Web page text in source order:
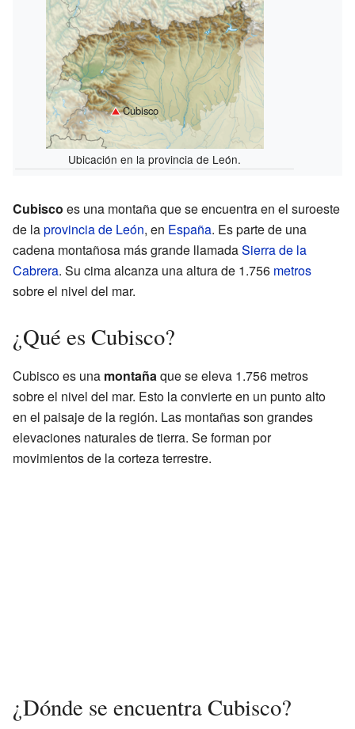
Cubisco
Ubicación en la provincia de León.
Cubisco es una montaña que se encuentra en el suroeste
de laprovincia de León, en España. Es parte de una
cadena montañosa más grande llamadaSierra de la
Cabrera. Su cima alcanza una altura de 1.756 metros
sobre el nivel del mar.
¿Qué es Cubisco?
Cubisco es una montañaque se eleva 1.756 metros
sobre el nivel del mar. Esto la convierte en un punto alto
en el paisaje de la región. Las montañas son grandes
elevaciones naturales de tierra. Se forman por
movimientos de la corteza terrestre.
¿Dónde se encuentra Cubisco?